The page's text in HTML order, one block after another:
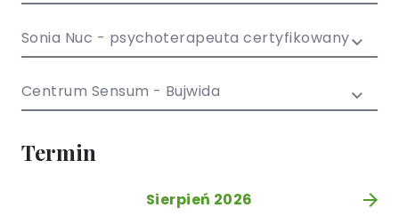
dla dzieci i
młodzieży
Sonia Nuc - psychoterapeuta certyfikowany
Centrum Sensum - Bujwida
Termin
Sierpień 2026 »